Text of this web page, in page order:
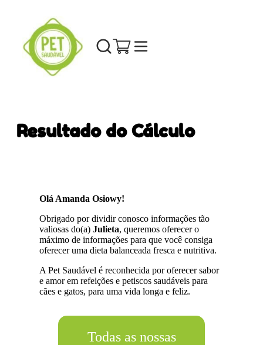
Resultado do Cálculo
Olá Amanda Osiowy!
Obrigado por dividir conosco informações tão
valiosas do(a)Julieta, queremos oferecer o
máximo de informações para que você consiga
oferecer uma dieta balanceada fresca e nutritiva.
A Pet Saudável é reconhecida por oferecer sabor
e amor em refeições e petiscos saudáveis para
cães e gatos, para uma vida longa e feliz.
Todas as nossas